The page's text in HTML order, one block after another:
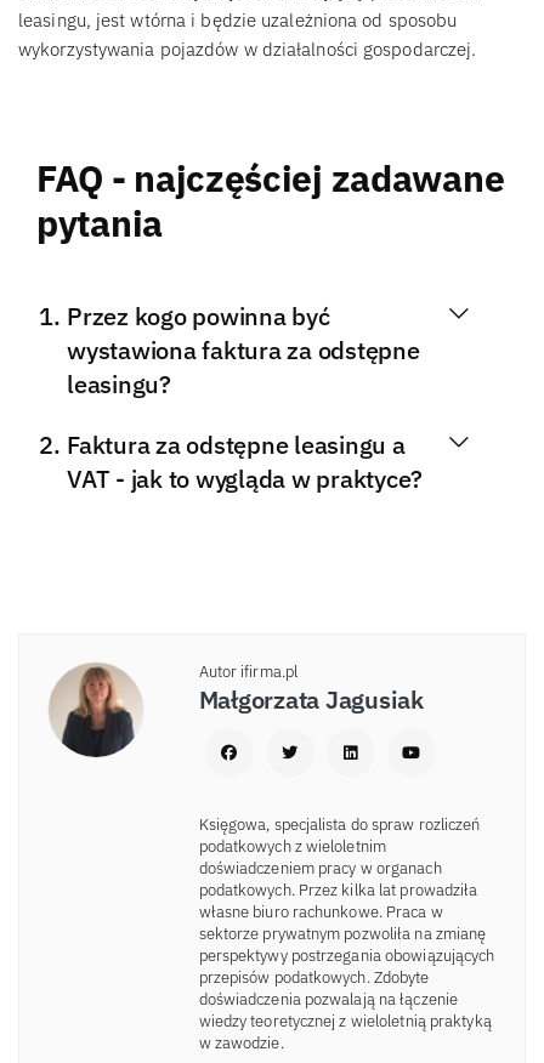
leasingu, jest wtórna i będzie uzależniona od sposobu
wykorzystywania pojazdów w działalności gospodarczej.
FAQ - najczęściej zadawane
pytania
Przez kogo powinna być
wystawiona faktura za odstępne
leasingu?
Faktura za odstępne leasingu a
VAT - jak to wygląda w praktyce?
Autor ifirma.pl
Małgorzata Jagusiak
Księgowa, specjalista do spraw rozliczeń
podatkowych z wieloletnim
doświadczeniem pracy w organach
podatkowych. Przez kilka lat prowadziła
własne biuro rachunkowe. Praca w
sektorze prywatnym pozwoliła na zmianę
perspektywy postrzegania obowiązujących
przepisów podatkowych. Zdobyte
doświadczenia pozwalają na łączenie
wiedzy teoretycznej z wieloletnią praktyką
w zawodzie.